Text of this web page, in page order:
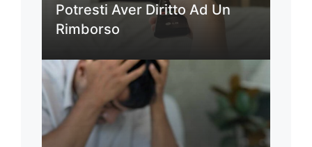
Potresti Aver Diritto Ad Un
Rimborso